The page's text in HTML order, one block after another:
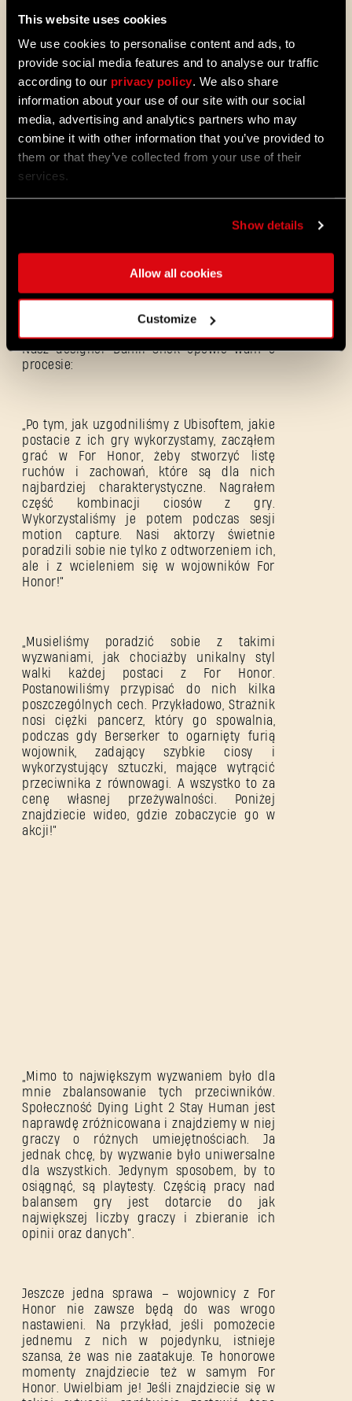
This website uses cookies
We use cookies to personalise content and ads, to
provide social media features and to analyse our traffic
according to our privacy policy. We also share
information about your use of our site with our social
media, advertising and analytics partners who may
combine it with other information that you’ve provided to
them or that they’ve collected from your use of their
services.
Show details
Allow all cookies
Customize
Oczywiście, tak jak w przypadku każdego
wydarzenia, możecie spodziewać się
nowych broni. Tym razem będą one
utrzymane w średniowiecznej estetyce. Nie
będziemy wam jednak psuć całej
niespodzianki, gdyż wydarzenie pojawi się
już niedługo! Szykujcie się!
Poniżej możecie zobaczyć jedną z nowych
broni, które trafią do gry. Patrzcie na to
Nasz designer Daniil Shek opowie wam o
procesie:
„Po tym, jak uzgodniliśmy z Ubisoftem, jakie
postacie z ich gry wykorzystamy, zacząłem
grać w For Honor, żeby stworzyć listę
ruchów i zachowań, które są dla nich
najbardziej charakterystyczne. Nagrałem
część kombinacji ciosów z gry.
Wykorzystaliśmy je potem podczas sesji
motion capture. Nasi aktorzy świetnie
poradzili sobie nie tylko z odtworzeniem ich,
ale i z wcieleniem się w wojowników For
Honor!”
„Musieliśmy poradzić sobie z takimi
wyzwaniami, jak chociażby unikalny styl
walki każdej postaci z For Honor.
Postanowiliśmy przypisać do nich kilka
poszczególnych cech. Przykładowo, Strażnik
nosi ciężki pancerz, który go spowalnia,
podczas gdy Berserker to ogarnięty furią
wojownik, zadający szybkie ciosy i
wykorzystujący sztuczki, mające wytrącić
przeciwnika z równowagi. A wszystko to za
cenę własnej przeżywalności. Poniżej
znajdziecie wideo, gdzie zobaczycie go w
akcji!”
„Mimo to największym wyzwaniem było dla
mnie zbalansowanie tych przeciwników.
Społeczność Dying Light 2 Stay Human jest
naprawdę zróżnicowana i znajdziemy w niej
graczy o różnych umiejętnościach. Ja
jednak chcę, by wyzwanie było uniwersalne
dla wszystkich. Jedynym sposobem, by to
osiągnąć, są playtesty. Częścią pracy nad
balansem gry jest dotarcie do jak
największej liczby graczy i zbieranie ich
opinii oraz danych”.
Jeszcze jedna sprawa – wojownicy z For
Honor nie zawsze będą do was wrogo
nastawieni. Na przykład, jeśli pomożecie
jednemu z nich w pojedynku, istnieje
szansa, że was nie zaatakuje. Te honorowe
momenty znajdziecie też w samym For
Honor. Uwielbiam je! Jeśli znajdziecie się w
Nie pamiętasz hasła?
SUBMIT
Pierwszy raz na Dying Light Outpost?Utwórz konto